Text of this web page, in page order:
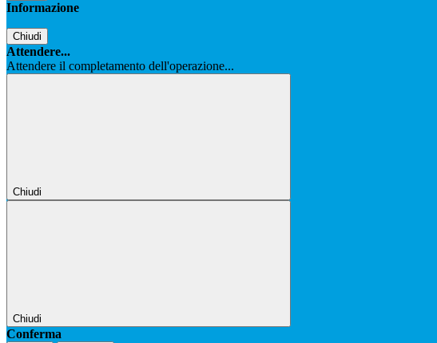
Informazione
Chiudi
Attendere...
Attendere il completamento dell'operazione...
Chiudi
Chiudi
Conferma